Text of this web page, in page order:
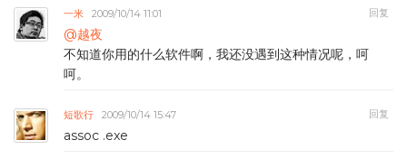
一米 2009/10/14 11:01 回复
@越夜
不知道你用的什么软件啊，我还没遇到这种情况呢，呵
呵。
短歌行 2009/10/14 15:47 回复
assoc .exe